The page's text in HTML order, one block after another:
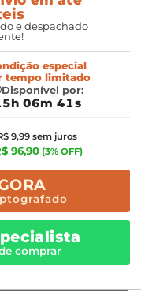
e despachado
especial
tempo limitado
Disponível por:
06m 40s
9,99 sem juros
96,90 (3% OFF)
comprar